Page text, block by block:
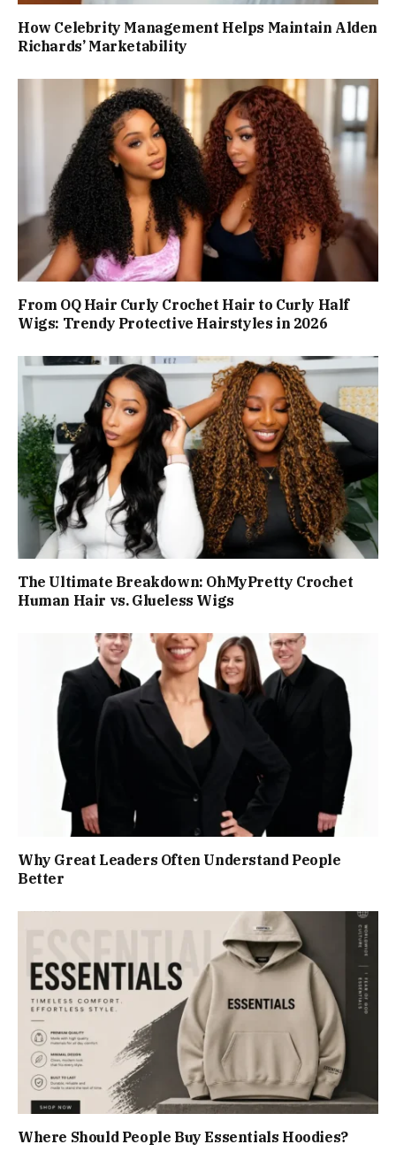
How Celebrity Management Helps Maintain Alden
Richards’ Marketability
From OQ Hair Curly Crochet Hair to Curly Half
Wigs: Trendy Protective Hairstyles in 2026
The Ultimate Breakdown: OhMyPretty Crochet
Human Hair vs. Glueless Wigs
Why Great Leaders Often Understand People
Better
Where Should People Buy Essentials Hoodies?